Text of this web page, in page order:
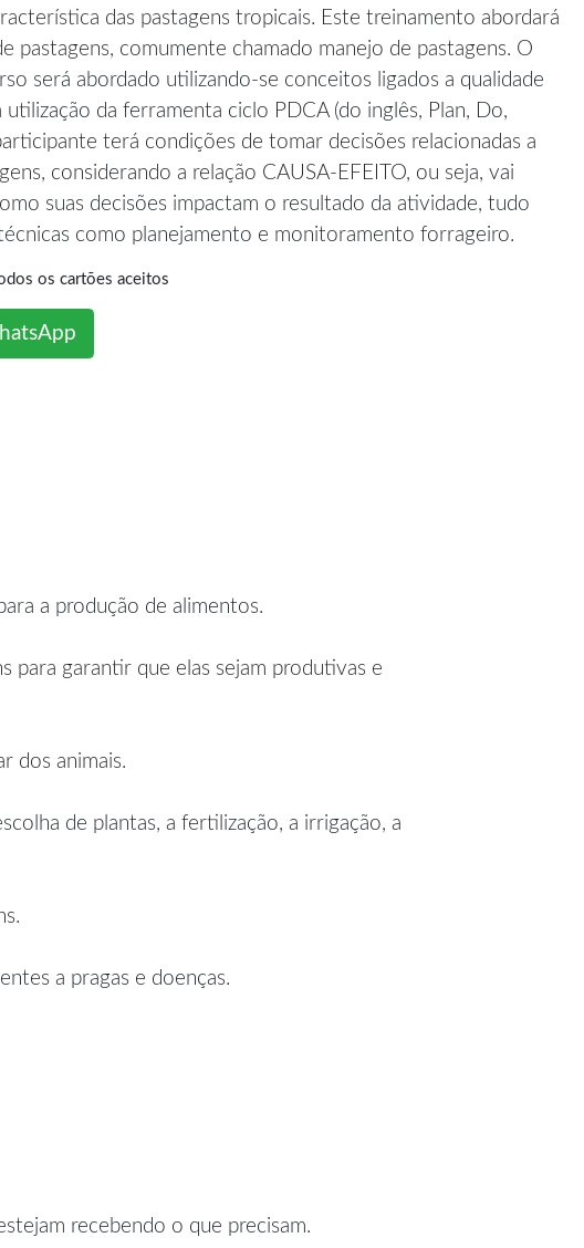
das pastagens tropicais. Este treinamento abordará
pastagens, comumente chamado manejo de pastagens. O
será abordado utilizando-se conceitos ligados a qualidade
da ferramenta ciclo PDCA (do inglês, Plan, Do,
terá condições de tomar decisões relacionadas a
considerando a relação CAUSA-EFEITO, ou seja, vai
suas decisões impactam o resultado da atividade, tudo
como planejamento e monitoramento forrageiro.
os cartões aceitos
a produção de alimentos.
para garantir que elas sejam produtivas e
dos animais.
de plantas, a fertilização, a irrigação, a
a pragas e doenças.
recebendo o que precisam.